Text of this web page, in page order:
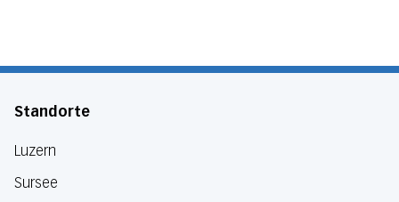
Standorte
Luzern
Sursee